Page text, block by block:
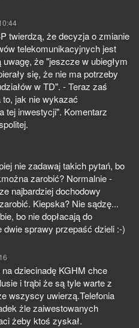
twierdzą, że decyzja o zmianie
telekomunikacyjnych jest
że "jeszcze w ubiegłym
się, że nie ma potrzeby
w TD". - Teraz zaś
jak nie wykazać
tej inwestycji". Komentarz
nie zadawaj takich pytań, bo
zarobić? Normalnie -
najbardziej dochodowy
Kiepska? Nie sądzę...
bo nie dopłacają do
dwie sprawy przepaść dzieli :-)
dziecinadę KGHM chce
i trąbi że są tyle warte z
wszyscy uwierzą.Telefonia
żle zaiwestowanych
żeby ktoś zyskał.